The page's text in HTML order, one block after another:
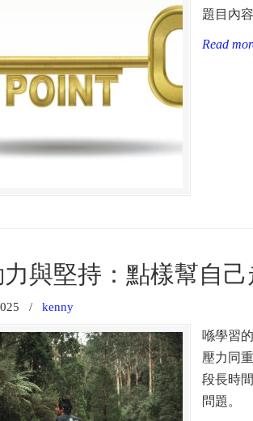
題目內
Read
與堅持：點樣幫自己
/ kenny
喺學習
壓力同
段長時
問題。